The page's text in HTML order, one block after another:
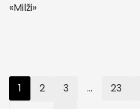
«Milži»
1 2 3 … 23